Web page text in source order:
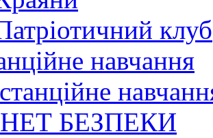
клуб
навчання
БЕЗПЕКИ